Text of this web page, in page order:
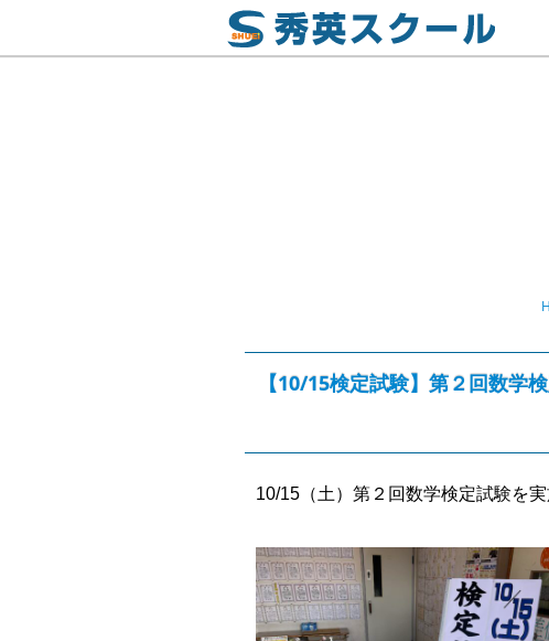
【10/15検定試験】第２回数学
10/15（土）第２回数学検定試験を実